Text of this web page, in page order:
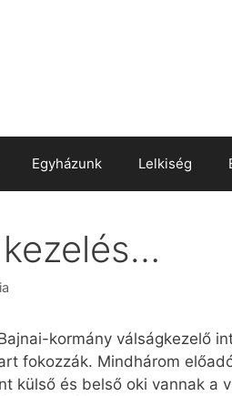
Egyházunk Lelkiség
kormány válságkezelő
fokozzák. Mindhárom
külső és belső oki vannak a